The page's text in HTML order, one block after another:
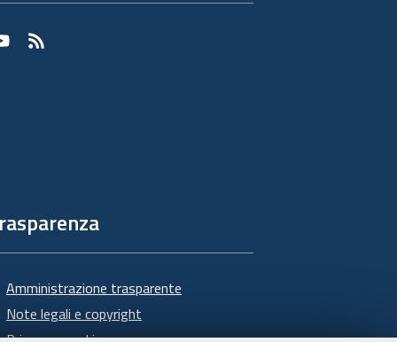
Youtube
RSS
Amministrazione trasparente
Note legali e copyright